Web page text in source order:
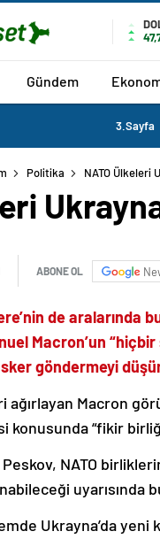
Gündem
3.Sayfa
Politika NATO Ülkeleri
ABONE OL
de aralarında
Macron’un
göndermeyi
ağırlayan Macron
konusunda “fikir
NATO
uyarısında
Ukrayna’da yeni